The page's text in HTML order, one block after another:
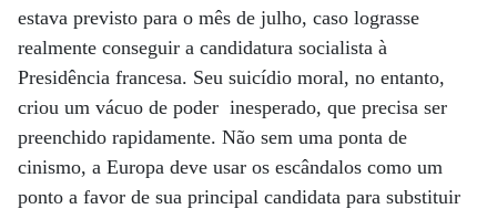
estava previsto para o mês de julho, caso lograsse
realmente conseguir a candidatura socialista à
Presidência francesa. Seu suicídio moral, no entanto,
criou um vácuo de poder inesperado, que precisa ser
preenchido rapidamente. Não sem uma ponta de
cinismo, a Europa deve usar os escândalos como um
ponto a favor de sua principal candidata para substituir